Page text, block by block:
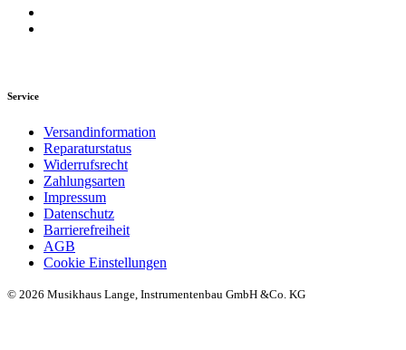
Service
Versandinformation
Reparaturstatus
Widerrufsrecht
Zahlungsarten
Impressum
Datenschutz
Barrierefreiheit
AGB
Cookie Einstellungen
© 2026 Musikhaus Lange, Instrumentenbau GmbH &Co. KG